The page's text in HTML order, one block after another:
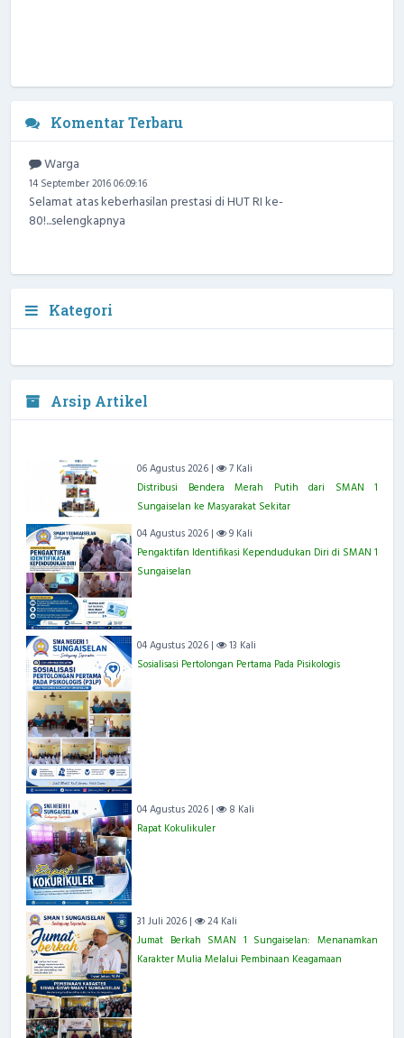
Komentar Terbaru
Warga
14 September 2016 06:09:16
Selamat atas keberhasilan prestasi di HUT RI ke-
80!...selengkapnya
Kategori
Arsip Artikel
06 Agustus 2026 |
7 Kali
Distribusi Bendera Merah Putih dari SMAN 1
Sungaiselan ke Masyarakat Sekitar
04 Agustus 2026 |
9 Kali
Pengaktifan Identifikasi Kependudukan Diri di SMAN 1
Sungaiselan
04 Agustus 2026 |
13 Kali
Sosialisasi Pertolongan Pertama Pada Pisikologis
04 Agustus 2026 |
8 Kali
Rapat Kokulikuler
31 Juli 2026 |
24 Kali
Jumat Berkah SMAN 1 Sungaiselan: Menanamkan
Karakter Mulia Melalui Pembinaan Keagamaan